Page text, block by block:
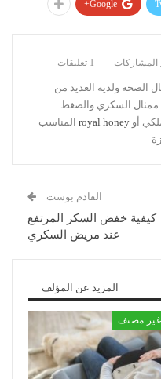
Google+
1 تعليقات
الصحة ولديه العديد من
ممثال السكري والضغط
أو royal honey المناسب
القادم بوست
كيفية خفض السكر المرتفع
عند مريض السكري
المزيد عن المؤلف
غير مصنف